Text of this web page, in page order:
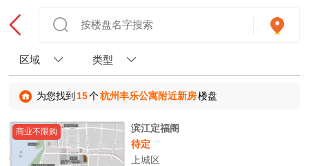
区域 类型
为您找到 15个杭州丰乐公寓附近新房楼盘
商业不限购
滨江定福阁
待定
上城区